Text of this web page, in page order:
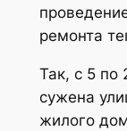
ремонта
Так, с 5 по
сужена
жилого